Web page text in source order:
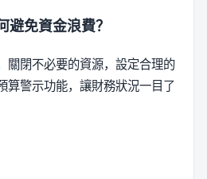
避免資金浪費？
關閉不必要的資源，設定合理的
算警示功能，讓財務狀況一目了